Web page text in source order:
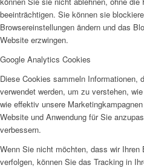
beeinträchtigen. Sie können sie
Browsereinstellungen ändern und das
Website erzwingen.
Google Analytics Cookies
Diese Cookies sammeln Informationen,
verwendet werden, um zu verstehen,
wie effektiv unsere
Website und Anwendung für Sie
verbessern.
Wenn Sie nicht möchten, dass wir Ihren
verfolgen, können Sie das Tracking in